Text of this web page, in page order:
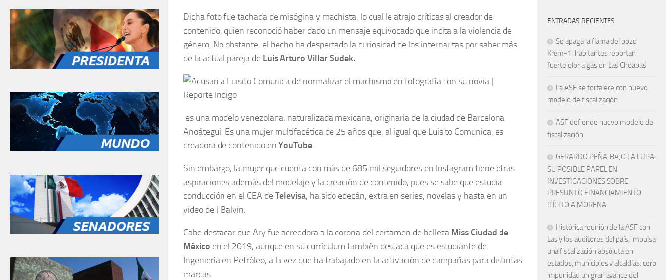
Dicha foto fue tachada de misógina y machista, lo cual le atrajo críticas al creador de
contenido, quien reconoció haber dado un mensaje equivocado que incita a la violencia de
género. No obstante, el hecho ha despertado la curiosidad de los internautas por saber más
de la actual pareja de Luis Arturo Villar Sudek.
es una modelo venezolana, naturalizada mexicana, originaria de la ciudad de Barcelona
Anoátegui. Es una mujer multifacética de 25 años que, al igual que Luisito Comunica, es
creadora de contenido en YouTube.
Sin embargo, la mujer que cuenta con más de 685 mil seguidores en Instagram tiene otras
aspiraciones además del modelaje y la creación de contenido, pues se sabe que estudia
conducción en el CEA deTelevisa, ha sido edecán, extra en series, novelas y hasta en un
video de J Balvin.
Cabe destacar que Ary fue acreedora a la corona del certamen de belleza Miss Ciudad de
México en el 2019, aunque en su currículum también destaca que es estudiante de
Ingeniería en Petróleo, a la vez que ha trabajado en la activación de campañas para distintas
marcas.
ENTRADAS RECIENTES
Se apaga la flama del pozo
Krem-1; habitantes reportan
fuerte olor a gas en Las Choapas
La ASF se fortalece con nuevo
modelo de fiscalización
ASF defiende nuevo modelo de
fiscalización
GERARDO PEÑA, BAJO LA LUPA:
SU POSIBLE PAPEL EN
INVESTIGACIONES SOBRE
PRESUNTO FINANCIAMIENTO
ILÍCITO A MORENA
Histórica reunión de la ASF con
Las y los auditores del país, impulsa
una fiscalización absoluta en
estados, municipios y alcaldías: cero
impunidad un gran avance del